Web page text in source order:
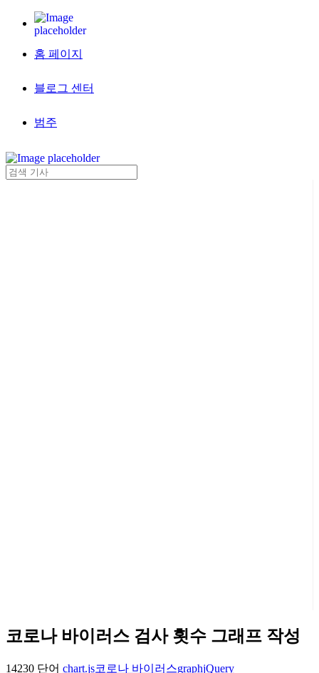
홈 페이지
블로그 센터
범주
코로나 바이러스 검사 횟수 그래프 작성
14230 단어 chart.js코로나 바이러스graphjQuery